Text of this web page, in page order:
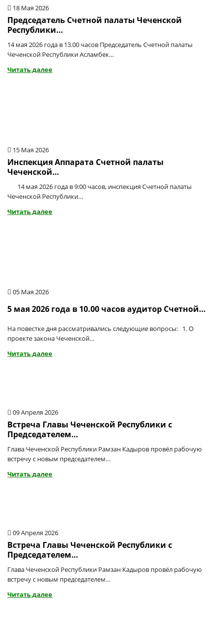
18 Мая 2026
Председатель Счетной палаты Чеченской
Республики…
14 мая 2026 года в 13.00 часов Председатель Счетной палаты
Чеченской Республики Асламбек…
Читать далее
15 Мая 2026
Инспекция Аппарата Счетной палаты
Чеченской…
14 мая 2026 года в 9:00 часов, инспекция Счетной палаты
Чеченской Республики…
Читать далее
05 Мая 2026
5 мая 2026 года в 10.00 часов аудитор Счетной…
На повестке дня рассматривались следующие вопросы: 1. О
проекте закона Чеченской…
Читать далее
09 Апреля 2026
Встреча Главы Чеченской Республики с
Председателем…
Глава Чеченской Республики Рамзан Кадыров провёл рабочую
встречу с новым председателем…
Читать далее
09 Апреля 2026
Встреча Главы Чеченской Республики с
Председателем…
Глава Чеченской Республики Рамзан Кадыров провёл рабочую
встречу с новым председателем…
Читать далее